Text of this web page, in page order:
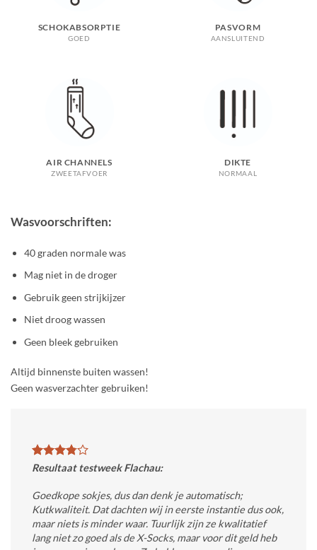
SCHOKABSORPTIE
GOED
PASVORM
AANSLUITEND
AIR CHANNELS
ZWEETAFVOER
DIKTE
NORMAAL
Wasvoorschriften:
40 graden normale was
Mag niet in de droger
Gebruik geen strijkijzer
Niet droog wassen
Geen bleek gebruiken
Altijd binnenste buiten wassen!
Geen wasverzachter gebruiken!
Resultaat testweek Flachau:
Goedkope sokjes, dus dan denk je automatisch;
Kutkwaliteit. Dat dachten wij in eerste instantie dus ook,
maar niets is minder waar. Tuurlijk zijn ze kwalitatief
lang niet zo goed als de X-Socks, maar voor dit geld heb